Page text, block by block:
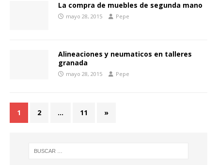
La compra de muebles de segunda mano
mayo 28, 2015 Pepe
Alineaciones y neumaticos en talleres
granada
mayo 28, 2015 Pepe
1 2 … 11 »